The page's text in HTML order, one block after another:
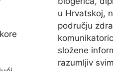
u Hrvatskoj,
području
složene
razumljiv